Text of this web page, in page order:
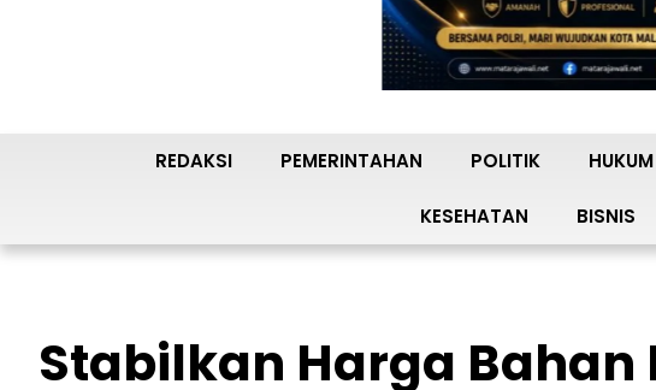
REDAKSI PEMERINTAHAN POLITIK HUKUM
KESEHATAN BISNIS
Stabilkan Harga Bahan